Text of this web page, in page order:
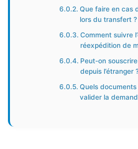
Que faire en cas
lors du transfert ?
Comment suivre
réexpédition de
Peut-on
depuis l’étranger
Quels
valider la